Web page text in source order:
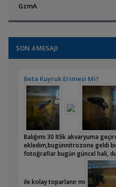
GzmA
SON 4 MESAJI
Beta Kuyruk Erimesi Mi?
Balığımı 30 ltlik akvaryuma
ekledim,bugünnitrozone geldi
fotoğraflar bugün güncel hali,
ile kolay toparlanır mı